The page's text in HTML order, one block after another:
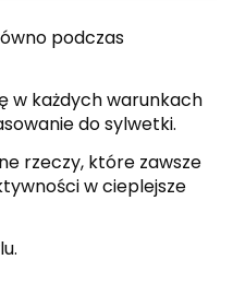
podczas
w każdych warunkach
do sylwetki.
rzeczy, które zawsze
w cieplejsze